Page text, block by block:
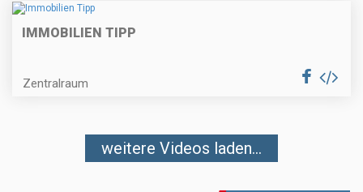
IMMOBILIEN TIPP
Zentralraum
weitere Videos laden...